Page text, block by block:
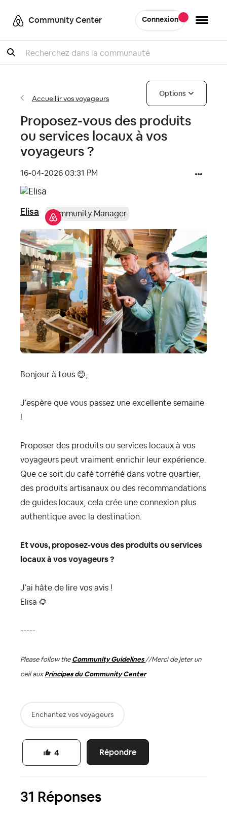
Community Center Connexion
Recherche
Accueillir vos voyageurs
Options
Proposez-vous des produits
ou services locaux à vos
voyageurs ?
‎16-04-2026 03:31 PM
Elisa Community Manager
Bonjour à tous 😊,
J’espère que vous passez une excellente semaine
!
Proposer des produits ou services locaux à vos
voyageurs peut vraiment enrichir leur expérience.
Que ce soit du café torréfié dans votre quartier,
des produits artisanaux ou des recommandations
de guides locaux, cela crée une connexion plus
authentique avec la destination.
Et vous, proposez-vous des produits ou services
locaux à vos voyageurs ?
J’ai hâte de lire vos avis !
Elisa 🌻
-----
Please follow the Community Guidelines //Merci de jeter un
oeil aux Principes du Community Center
Enchantez vos voyageurs
Répondre
4
31 Réponses